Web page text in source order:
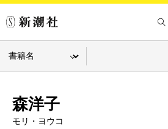
森洋子
モリ・ヨウコ